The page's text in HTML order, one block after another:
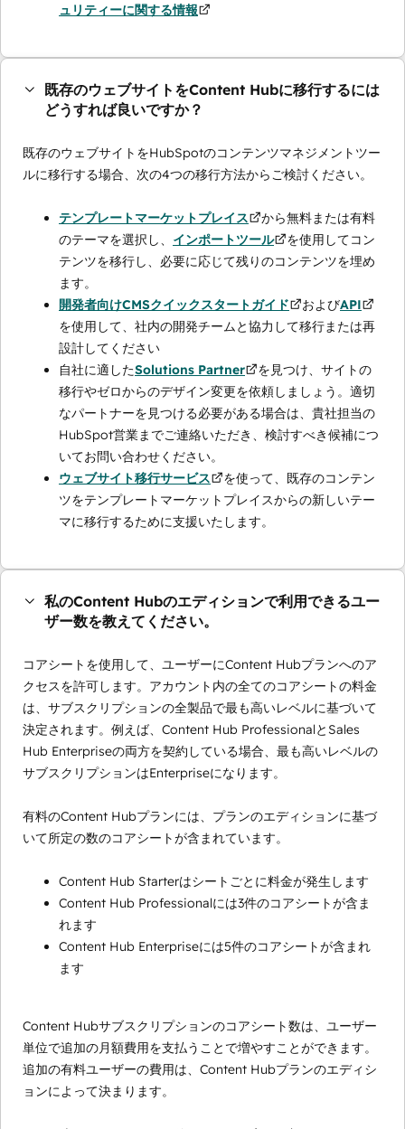
ュリティーに関する情報
既存のウェブサイトをContent Hubに移行するには
どうすれば良いですか？
既存のウェブサイトをHubSpotのコンテンツマネジメントツー
ルに移行する場合、次の4つの移行方法からご検討ください。
テンプレートマーケットプレイス
から無料または有料
のテーマを選択し、 インポートツール
を使用してコン
テンツを移行し、必要に応じて残りのコンテンツを埋め
ます。
開発者向けCMSクイックスタートガイド
およびAPI
を使用して、社内の開発チームと協力して移行または再
設計してください
自社に適したSolutions Partner
を見つけ、サイトの
移行やゼロからのデザイン変更を依頼しましょう。適切
なパートナーを見つける必要がある場合は、貴社担当の
HubSpot営業までご連絡いただき、検討すべき候補につ
いてお問い合わせください。
ウェブサイト移行サービス
を使って、既存のコンテン
ツをテンプレートマーケットプレイスからの新しいテー
マに移行するために支援いたします。
私のContent Hubのエディションで利用できるユー
ザー数を教えてください。
コアシートを使用して、ユーザーにContent Hubプランへのア
クセスを許可します。アカウント内の全てのコアシートの料金
は、サブスクリプションの全製品で最も高いレベルに基づいて
決定されます。例えば、Content Hub ProfessionalとSales
Hub Enterpriseの両方を契約している場合、最も高いレベルの
サブスクリプションはEnterpriseになります。
有料のContent Hubプランには、プランのエディションに基づ
いて所定の数のコアシートが含まれています。
Content Hub Starterはシートごとに料金が発生します
Content Hub Professionalには3件のコアシートが含ま
れます
Content Hub Enterpriseには5件のコアシートが含まれ
ます
Content Hubサブスクリプションのコアシート数は、ユーザー
単位で追加の月額費用を支払うことで増やすことができます。
追加の有料ユーザーの費用は、Content Hubプランのエディシ
ョンによって決まります。